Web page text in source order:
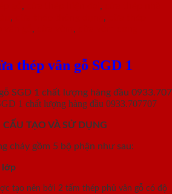
, ,
, ,
, ,
thép vân gỗ SGD 1
1 chất lượng hàng đầu 0933.707707
CẤU TẠO VÀ SỬ DỤNG
cháy gồm 5 bộ phận như sau:
lớp
tạo nên bởi 2 tấm thép phủ vân gỗ có độ